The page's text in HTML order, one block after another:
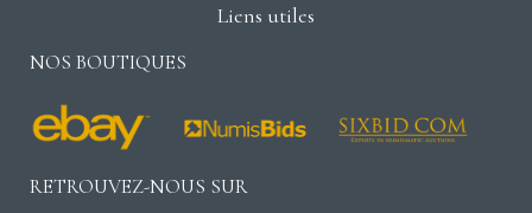
Liens utiles
NOS BOUTIQUES
RETROUVEZ-NOUS SUR